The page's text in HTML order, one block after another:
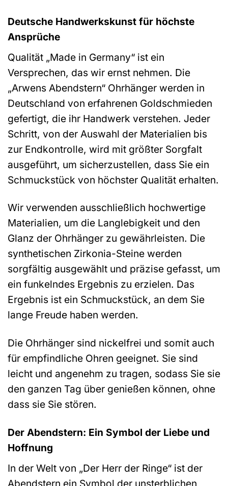
Deutsche Handwerkskunst für höchste
Ansprüche
Qualität „Made in Germany“ ist ein
Versprechen, das wir ernst nehmen. Die
„Arwens Abendstern“ Ohrhänger werden in
Deutschland von erfahrenen Goldschmieden
gefertigt, die ihr Handwerk verstehen. Jeder
Schritt, von der Auswahl der Materialien bis
zur Endkontrolle, wird mit größter Sorgfalt
ausgeführt, um sicherzustellen, dass Sie ein
Schmuckstück von höchster Qualität erhalten.
Wir verwenden ausschließlich hochwertige
Materialien, um die Langlebigkeit und den
Glanz der Ohrhänger zu gewährleisten. Die
synthetischen Zirkonia-Steine werden
sorgfältig ausgewählt und präzise gefasst, um
ein funkelndes Ergebnis zu erzielen. Das
Ergebnis ist ein Schmuckstück, an dem Sie
lange Freude haben werden.
Die Ohrhänger sind nickelfrei und somit auch
für empfindliche Ohren geeignet. Sie sind
leicht und angenehm zu tragen, sodass Sie sie
den ganzen Tag über genießen können, ohne
dass sie Sie stören.
Der Abendstern: Ein Symbol der Liebe und
Hoffnung
In der Welt von „Der Herr der Ringe“ ist der
Abendstern ein Symbol der unsterblichen